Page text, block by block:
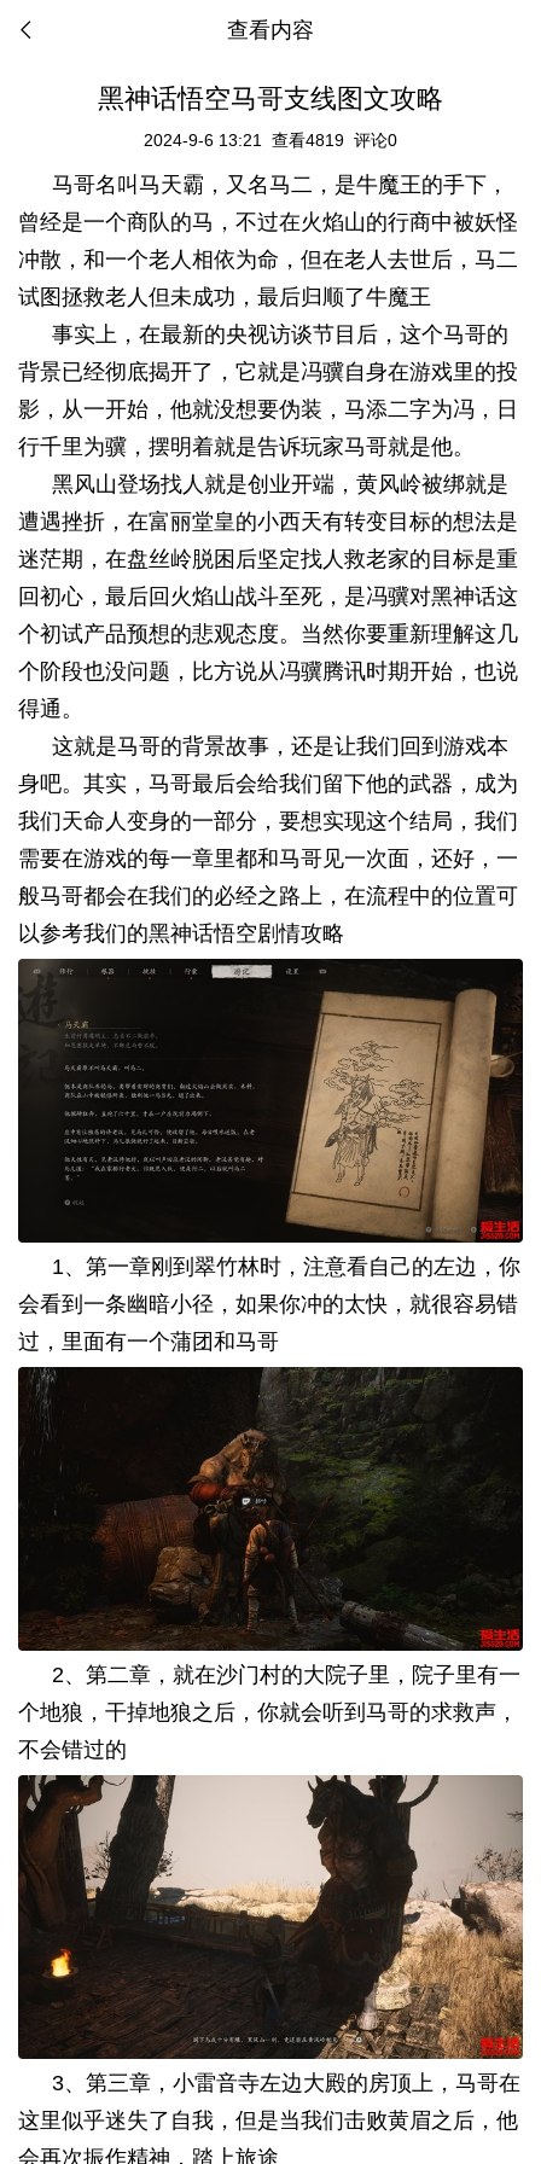
查看内容
黑神话悟空马哥支线图文攻略
2024-9-6 13:21 查看4819 评论0
马哥名叫马天霸，又名马二，是牛魔王的手下，
曾经是一个商队的马，不过在火焰山的行商中被妖怪
冲散，和一个老人相依为命，但在老人去世后，马二
试图拯救老人但未成功，最后归顺了牛魔王
事实上，在最新的央视访谈节目后，这个马哥的
背景已经彻底揭开了，它就是冯骥自身在游戏里的投
影，从一开始，他就没想要伪装，马添二字为冯，日
行千里为骥，摆明着就是告诉玩家马哥就是他。
黑风山登场找人就是创业开端，黄风岭被绑就是
遭遇挫折，在富丽堂皇的小西天有转变目标的想法是
迷茫期，在盘丝岭脱困后坚定找人救老家的目标是重
回初心，最后回火焰山战斗至死，是冯骥对黑神话这
个初试产品预想的悲观态度。当然你要重新理解这几
个阶段也没问题，比方说从冯骥腾讯时期开始，也说
得通。
这就是马哥的背景故事，还是让我们回到游戏本
身吧。其实，马哥最后会给我们留下他的武器，成为
我们天命人变身的一部分，要想实现这个结局，我们
需要在游戏的每一章里都和马哥见一次面，还好，一
般马哥都会在我们的必经之路上，在流程中的位置可
以参考我们的黑神话悟空剧情攻略
1、第一章刚到翠竹林时，注意看自己的左边，你
会看到一条幽暗小径，如果你冲的太快，就很容易错
过，里面有一个蒲团和马哥
2、第二章，就在沙门村的大院子里，院子里有一
个地狼，干掉地狼之后，你就会听到马哥的求救声，
不会错过的
3、第三章，小雷音寺左边大殿的房顶上，马哥在
这里似乎迷失了自我，但是当我们击败黄眉之后，他
会再次振作精神，踏上旅途